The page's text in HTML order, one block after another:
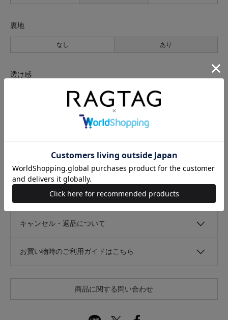
裏地
なし あり
透け感
なし あり
なし あり
光沢
なし あり
キャンセル・返品について
お買い物時のご利用ガイドはこちら
商品に関する問い合わせ